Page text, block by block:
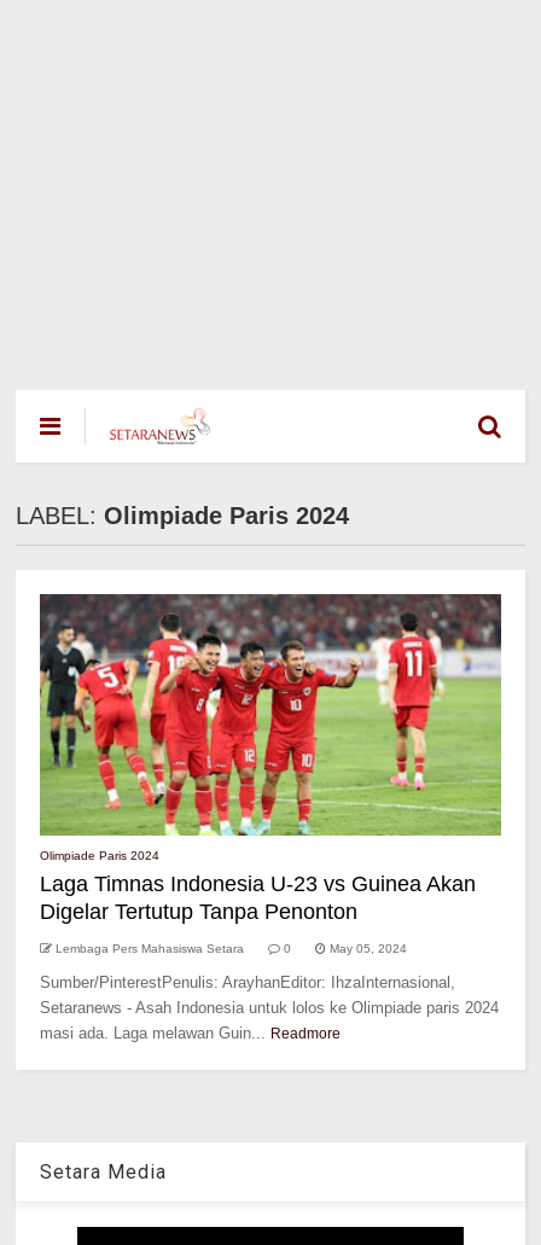
LABEL:Olimpiade Paris 2024
Olimpiade Paris 2024
Laga Timnas Indonesia U-23 vs Guinea Akan
Digelar Tertutup Tanpa Penonton
Lembaga Pers Mahasiswa Setara 0 May 05, 2024
Sumber/PinterestPenulis: ArayhanEditor: IhzaInternasional,
Setaranews - Asah Indonesia untuk lolos ke Olimpiade paris 2024
masi ada. Laga melawan Guin... Readmore
Setara Media